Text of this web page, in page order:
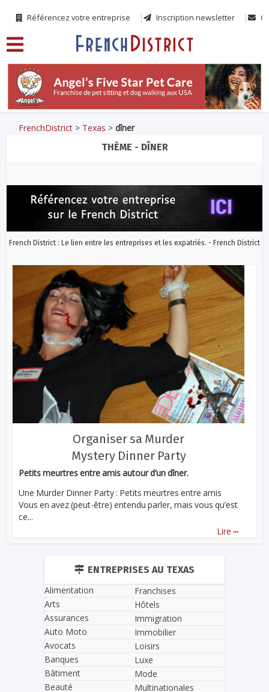
Référencez votre entreprise Inscription newsletter
FrenchDistrict > Texas >dîner
THÈME - DÎNER
French District : Le lien entre les entreprises et les expatriés. - French District
Organiser sa Murder
Mystery Dinner Party
Petits meurtres entre amis autour d’un dîner.
Une Murder Dinner Party : Petits meurtres entre amis
Vous en avez (peut-être) entendu parler, mais vous qu’est
ce...
Lire ...
ENTREPRISES AU TEXAS
Alimentation
Arts
Assurances
Auto Moto
Avocats
Banques
Bâtiment
Beauté
Franchises
Hôtels
Immigration
Immobilier
Loisirs
Luxe
Mode
Multinationales